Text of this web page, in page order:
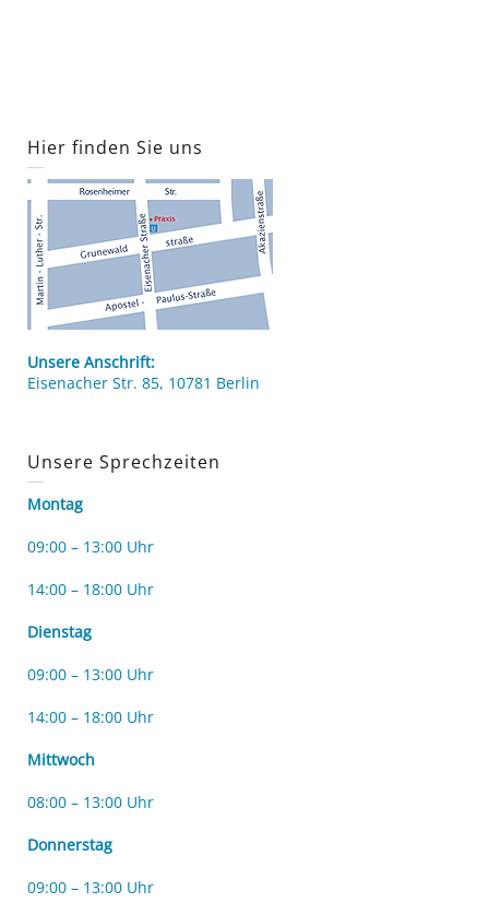
Hier finden Sie uns
Unsere Anschrift:
Eisenacher Str. 85, 10781 Berlin
Unsere Sprechzeiten
Montag
09:00 – 13:00 Uhr
14:00 – 18:00 Uhr
Dienstag
09:00 – 13:00 Uhr
14:00 – 18:00 Uhr
Mittwoch
08:00 – 13:00 Uhr
Donnerstag
09:00 – 13:00 Uhr